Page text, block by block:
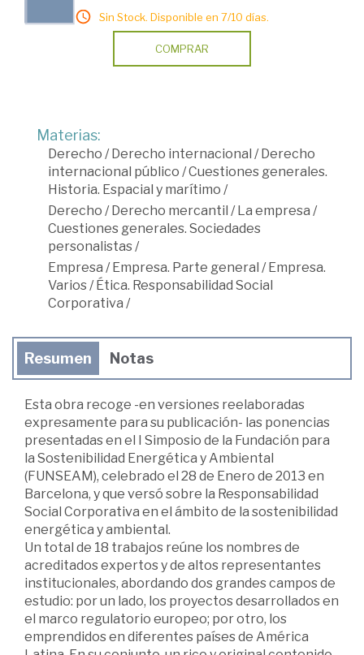
Sin Stock. Disponible en 7/10 días.
COMPRAR
Materias:
Derecho / Derecho internacional / Derecho
internacional público /Cuestiones generales.
Historia. Espacial y marítimo /
Derecho / Derecho mercantil / La empresa /
Cuestiones generales. Sociedades
personalistas/
Empresa / Empresa. Parte general / Empresa.
Varios/ Ética. Responsabilidad Social
Corporativa /
Resumen Notas
Esta obra recoge -en versiones reelaboradas
expresamente para su publicación- las ponencias
presentadas en el I Simposio de la Fundación para
la Sostenibilidad Energética y Ambiental
(FUNSEAM), celebrado el 28 de Enero de 2013 en
Barcelona, y que versó sobre la Responsabilidad
Social Corporativa en el ámbito de la sostenibilidad
energética y ambiental.
Un total de 18 trabajos reúne los nombres de
acreditados expertos y de altos representantes
institucionales, abordando dos grandes campos de
estudio: por un lado, los proyectos desarrollados en
el marco regulatorio europeo; por otro, los
emprendidos en diferentes países de América